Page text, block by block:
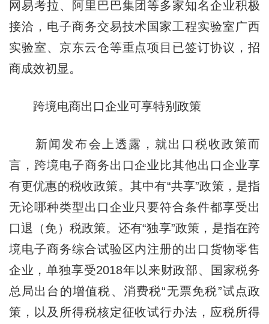
网易考拉、阿里巴巴集团等多家知名企业积极
接洽，电子商务交易技术国家工程实验室广西
实验室、京东云仓等重点项目已签订协议，招
商成效初显。
跨境电商出口企业可享特别政策
新闻发布会上透露，就出口税收政策而
言，跨境电子商务出口企业比其他出口企业享
有更优惠的税收政策。其中有“共享”政策，是指
无论哪种类型出口企业只要符合条件都享受出
口退（免）税政策。还有“独享”政策，是指在跨
境电子商务综合试验区内注册的出口货物零售
企业，单独享受2018年以来财政部、国家税务
总局出台的增值税、消费税“无票免税”试点政
策，以及所得税核定征收试行办法，应税所得